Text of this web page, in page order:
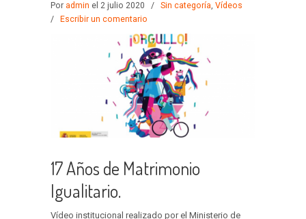
Por admin el 2 julio 2020 / Sin categoría, Vídeos
/
Escribir un comentario
17 Años de Matrimonio
Igualitario.
Vídeo institucional realizado por el Ministerio de